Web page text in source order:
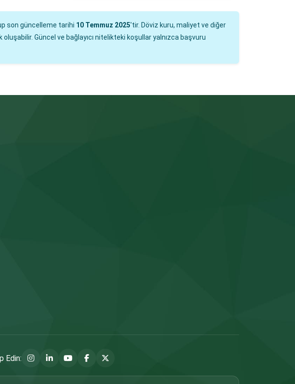
son güncelleme tarihi 10 Temmuz 2025'tir. Döviz kuru, maliyet ve diğer
Güncel ve bağlayıcı nitelikteki koşullar yalnızca başvuru
Edin: